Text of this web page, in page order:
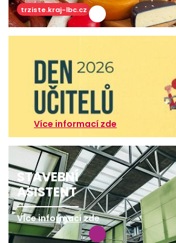
trziste.kraj-lbc.cz
Více informací zde
STAVEBNÍ
ASISTENT
Více informací zde